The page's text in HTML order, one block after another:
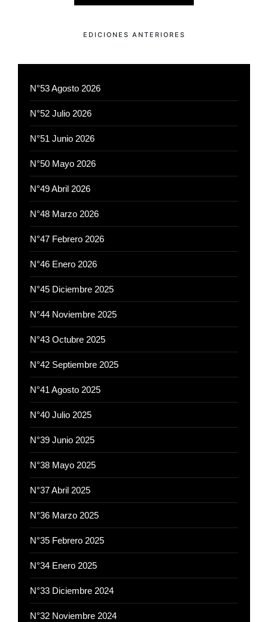
EDICIONES ANTERIORES
N°53 Agosto 2026
N°52 Julio 2026
N°51 Junio 2026
N°50 Mayo 2026
N°49 Abril 2026
N°48 Marzo 2026
N°47 Febrero 2026
N°46 Enero 2026
N°45 Diciembre 2025
N°44 Noviembre 2025
N°43 Octubre 2025
N°42 Septiembre 2025
N°41 Agosto 2025
N°40 Julio 2025
N°39 Junio 2025
N°38 Mayo 2025
N°37 Abril 2025
N°36 Marzo 2025
N°35 Febrero 2025
N°34 Enero 2025
N°33 Diciembre 2024
N°32 Noviembre 2024